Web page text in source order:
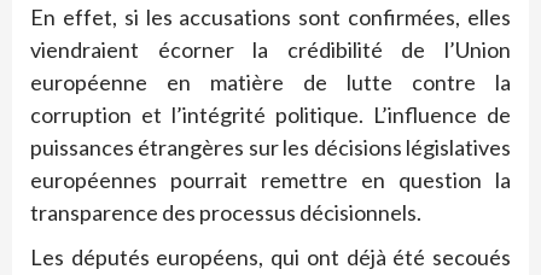
En effet, si les accusations sont confirmées, elles
viendraient écorner la crédibilité de l’Union
européenne en matière de lutte contre la
corruption et l’intégrité politique. L’influence de
puissances étrangères sur les décisions législatives
européennes pourrait remettre en question la
transparence des processus décisionnels.
Les députés européens, qui ont déjà été secoués